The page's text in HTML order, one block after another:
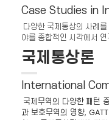
Case Studies in
다양한 국제통상의 사례
야를 종합적인 시각에서
국제통상론
International
국제무역의 다양한 패턴
과 보호무역의 영향,